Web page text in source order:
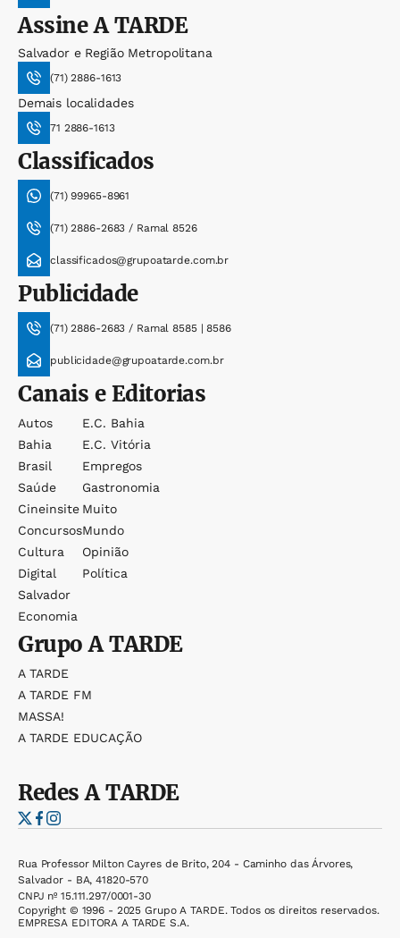
AssineA TARDE
Salvador e Região Metropolitana
(71) 2886-1613
Demais localidades
71 2886-1613
Classificados
(71) 99965-8961
(71) 2886-2683 / Ramal 8526
classificados@grupoatarde.com.br
Publicidade
(71) 2886-2683 / Ramal 8585 | 8586
publicidade@grupoatarde.com.br
Canais e Editorias
Autos
Bahia
Brasil
Saúde
Cineinsite
Concursos
Cultura
Digital
Salvador
Economia
E.c. Bahia
E.c. Vitória
Empregos
Gastronomia
Muito
Mundo
Opinião
Política
GrupoA TARDE
A TARDE
A TARDE FM
MASSA!
A TARDE EDUCAÇÃO
RedesA TARDE
Rua Professor Milton Cayres de Brito, 204 - Caminho das Árvores,
Salvador - BA, 41820-570
CNPJ nº 15.111.297/0001-30
Copyright © 1996 - 2025 Grupo A TARDE. Todos os direitos reservados.
EMPRESA EDITORA A TARDE S.A.